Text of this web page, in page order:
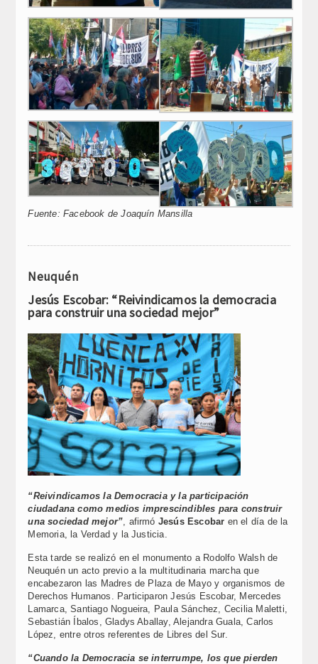
Fuente: Facebook de Joaquín Mansilla
Neuquén
Jesús Escobar: “Reivindicamos la democracia
para construir una sociedad mejor”
“Reivindicamos la Democracia y la participación
ciudadana como medios imprescindibles para construir
una sociedad mejor” , afirmó Jesús Escobar en el día de la
Memoria, la Verdad y la Justicia.
Esta tarde se realizó en el monumento a Rodolfo Walsh de
Neuquén un acto previo a la multitudinaria marcha que
encabezaron las Madres de Plaza de Mayo y organismos de
Derechos Humanos. Participaron Jesús Escobar, Mercedes
Lamarca, Santiago Nogueira, Paula Sánchez, Cecilia Maletti,
Sebastián Íbalos, Gladys Aballay, Alejandra Guala, Carlos
López, entre otros referentes de Libres del Sur.
“Cuando la Democracia se interrumpe, los que pierden